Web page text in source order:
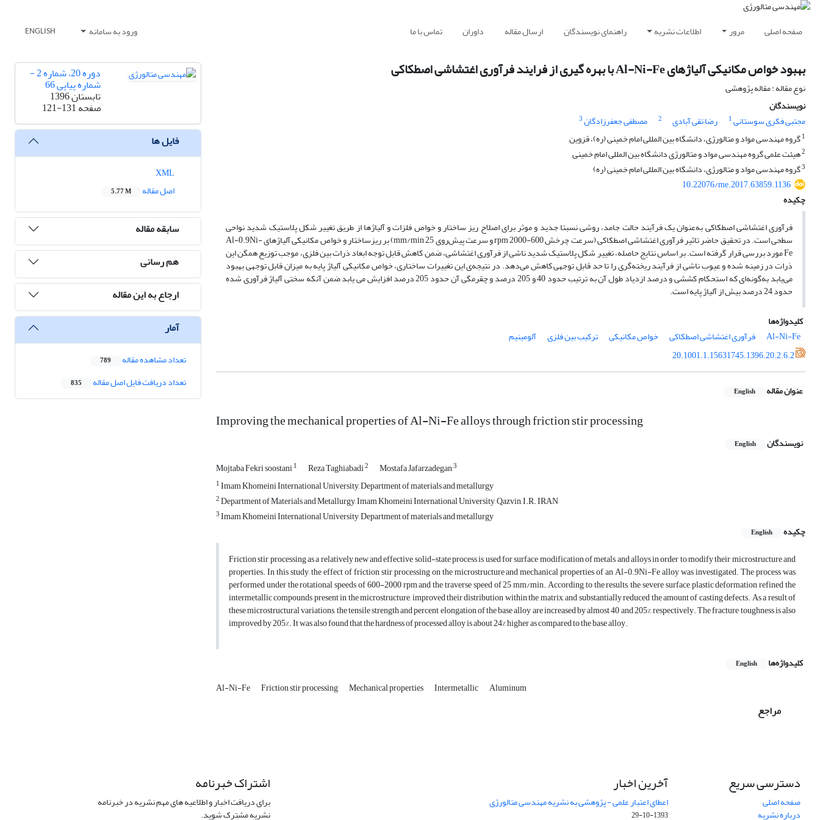
صفحه اصلی مرور اطلاعات نشریه راهنمای نویسندگان ارسال مقاله داوران تماس با ما ورود به سامانه ENGLISH
بهبود خواص مکانیکی آلیاژهای Al-Ni-Fe با بهره گیری از فرایند فرآوری اغتشاشی اصطکاکی
نوع مقاله : مقاله پژوهشی
نویسندگان
مجتبی فکری سوستانی1 رضا تقی آبادی 2 مصطفی جعفرزادگان3
1گروه مهندسی مواد و متالورژی، دانشگاه بین المللی امام خمینی (ره)، قزوین
2هیئت علمی گروه مهندسی مواد و متالورژی دانشگاه بین المللی امام خمینی
3گروه مهندسی مواد و متالورژی، دانشگاه بین المللی امام خمینی (ره)
10.22076/me.2017.63859.1136
چکیده
فرآوری اغتشاشی اصطکاکی به‌عنوان یک فرآیند حالت جامد، روشی نسبتا جدید و موثر برای اصلاح ریز ساختار و خواص فلزات و آلیاژها از طریق تغییر شکل پلاستیک شدید نواحی
سطحی است. در تحقیق حاضر تاثیر فرآوری اغتشاشی اصطکاکی (سرعت چرخش rpm 2000-600 و سرعت پیش‌روی mm/min 25) بر ریزساختار و خواص مکانیکی آلیاژهای Al-0.9Ni-
Fe مورد بررسی قرار گرفته است. بر اساس نتایج حاصله، تغییر شکل پلاستیک شدید ناشی از فرآوری اغتشاشی، ضمن کاهش قابل توجه ابعاد ذرات بین فلزی، موجب توزیع همگن این
ذرات در زمینه شده و عیوب ناشی از فرآیند ریخته‌گری را تا حد قابل توجهی کاهش می‌دهد. در نتیجه‌ی این تغییرات ساختاری، خواص مکانیکی آلیاژ پایه به میزان قابل توجهی بهبود
می‌یابد به‌گونه‌ای که استحکام کششی و درصد ازدیاد طول آن به ترتیب حدود 40 و 205 درصد و چقرمگی آن حدود 205 درصد افزایش می یابد ضمن آنکه سختی آلیاژ فرآوری شده
حدود 24 درصد بیش از آلیاژ پایه است.
کلیدواژه‌ها
Al-Ni-Fe
فرآوری اغتشاشی اصطکاکی خواص مکانیکی ترکیب بین فلزی
آلومینیم
20.1001.1.15631745.1396.20.2.6.2
عنوان مقاله English
Improving the mechanical properties of Al-Ni-Fe alloys through friction stir processing
نویسندگان English
Mojtaba Fekri soostani1 Reza Taghiabadi2 Mostafa Jafarzadegan3
1Imam Khomeini International University, Department of materials and metallurgy
2Department of Materials and Metallurgy, Imam Khomeini International University, Qazvin, I.R. IRAN
3Imam Khomeini International University, Department of materials and metallurgy
چکیده
English
Friction stir processing as a relatively new and effective solid-state process is used for surface modification of metals and alloys in order to modify their microstructure and
properties. In this study, the effect of friction stir processing on the microstructure and mechanical properties of an Al-0.9Ni-Fe alloy was investigated. The process was
performed under the rotational speeds of 600-2000 rpm and the traverse speed of 25 mm/min. According to the results, the severe surface plastic deformation refined the
intermetallic compounds present in the microstructure, improved their distribution within the matrix, and substantially reduced the amount of casting defects. As a result of
these microstructural variations, the tensile strength and percent elongation of the base alloy are increased by almost 40 and 205%, respectively. The fracture toughness is also
improved by 205%. It was also found that the hardness of processed alloy is about 24% higher as compared to the base alloy.
کلیدواژه‌ها English
Al-Ni-Fe Friction stir processing Mechanical properties Intermetallic Aluminum
مراجع
دوره 20، شماره 2 -
شماره پیاپی 66
تابستان 1396
صفحه121-131
فایل ها
اصل مقاله
5.77 M
سابقه مقاله
هم رسانی
ارجاع به این مقاله
آمار
تعداد مشاهده مقاله 789
تعداد دریافت فایل اصل مقاله 835
دسترسی سریع
صفحه اصلی
درباره نشریه
آخرین اخبار
اعطای اعتبار علمی - پژوهشی به نشریه مهندسی متالورژی
1393-10-29
اشتراک خبرنامه
برای دریافت اخبار و اطلاعیه های مهم نشریه در خبرنامه
نشریه مشترک شوید.